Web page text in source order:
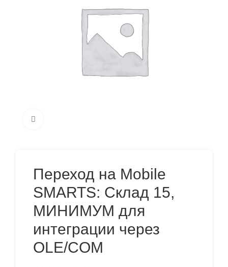
Переход на Mobile
SMARTS: Склад 15,
МИНИМУМ для
интеграции через
OLE/COM